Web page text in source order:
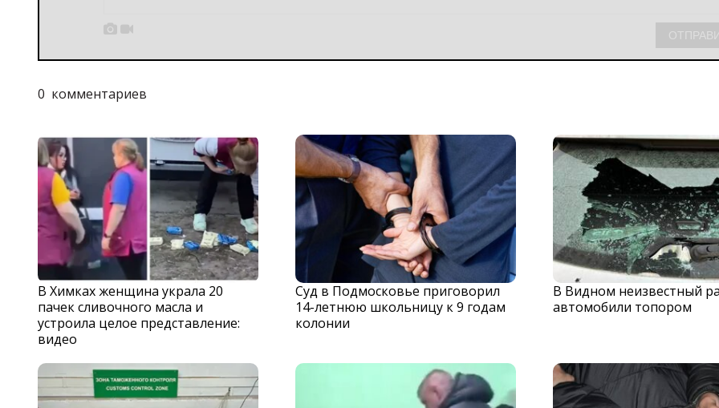
 
0 комментариев
В Химках женщина украла 20
пачек сливочного масла и
устроила целое представление:
видео
Суд в Подмосковье приговорил
14-летнюю школьницу к 9 годам
колонии
В Видном неизвестный
автомобили топором